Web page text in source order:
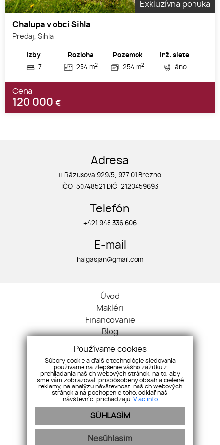
Exkluzívna ponuka
Chalupa v obci Sihla
Predaj, Sihla
Izby
7
Rozloha
254 m2
Pozemok
254 m2
Inž. siete
áno
Cena
120 000 €
Adresa
Rázusova 929/5, 977 01 Brezno
IČO: 50748521 DIČ: 2120459693
Telefón
+421 948 336 606
E-mail
halgasjan@gmail.com
Úvod
Makléri
Financovanie
Blog
Kontakt
Cookies
Byty
Domy
Nehnuteľnosti
Pozemky
Komerčné objekty
Ostatné
Používame cookies
Súbory cookie a ďalšie technológie sledovania
používame na zlepšenie vášho zážitku z
prehliadania našich webových stránok, na to, aby
sme vám zobrazovali prispôsobený obsah a cielené
reklamy, na analýzu návštevnosti našich webových
stránok a na pochopenie toho, odkiaľ naši
návštevníci prichádzajú. Viac info
SÚHLASÍM
Nesúhlasím